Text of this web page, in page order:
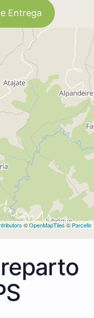
Entrega
©OpenMapTiles©Parcello